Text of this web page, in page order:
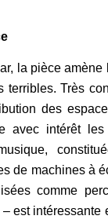
la pièce
terribles. Très
des
avec intérêt
de machines à
comme
est